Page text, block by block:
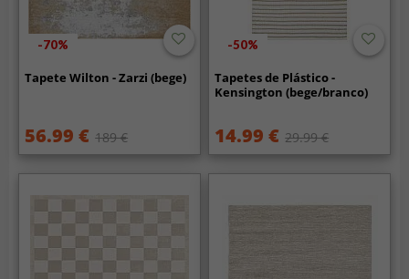
-70%
Tapete Wilton - Zarzi (bege)
56.99 € 189 €
-50%
Tapetes de Plástico -
Kensington (bege/branco)
14.99 € 29.99 €